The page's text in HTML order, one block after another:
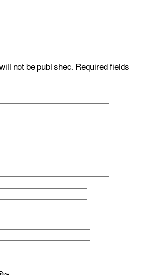
not be published. Required fields